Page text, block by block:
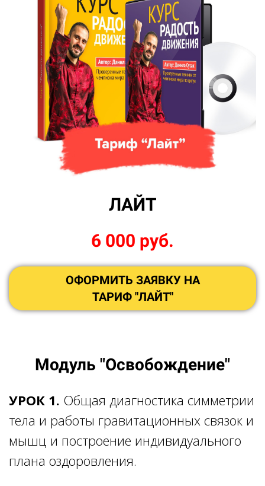
ЛАЙТ
6 000 руб.
ОФОРМИТЬ ЗАЯВКУ НА
ТАРИФ "ЛАЙТ"
Модуль "Освобождение"
УРОК 1. Общая диагностика симметрии
тела и работы гравитационных связок и
мышц и построение индивидуального
плана оздоровления.